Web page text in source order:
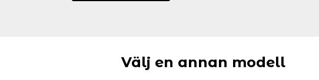
Välj en annan modell